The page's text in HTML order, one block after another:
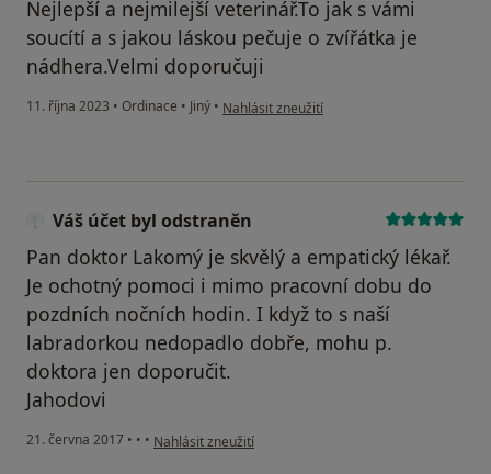
Nejlepší a nejmilejší veterinář.To jak s vámi
soucítí a s jakou láskou pečuje o zvířátka je
nádhera.Velmi doporučuji
11. října 2023 • Ordinace • Jiný • podle názoru uživatele Anet s Beníčkem
Nahlásit zneužití
Váš účet byl odstraněn
Pan doktor Lakomý je skvělý a empatický lékař.
Je ochotný pomoci i mimo pracovní dobu do
pozdních nočních hodin. I když to s naší
labradorkou nedopadlo dobře, mohu p.
doktora jen doporučit.
Jahodovi
21. června 2017 • • • podle názoru uživatele Váš účet byl odstraněn
Nahlásit zneužití